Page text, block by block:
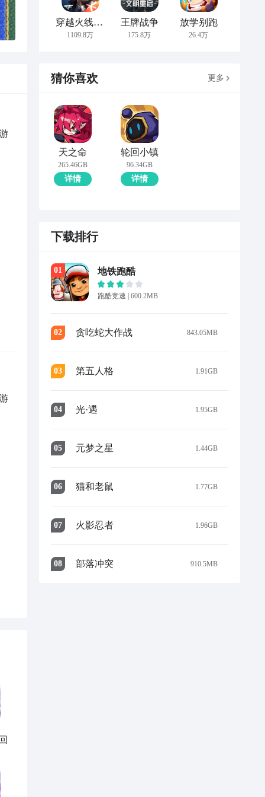
穿越火线：枪战王者
1109.8万
王牌战争
175.8万
放学别跑
26.4万
猜你喜欢 更多
天之命
265.46GB
详情
轮回小镇
96.34GB
详情
下载排行
01 地铁跑酷
跑酷竞速 | 600.2MB
02 贪吃蛇大作战 843.05MB
03 第五人格 1.91GB
04 光·遇 1.95GB
05 元梦之星 1.44GB
06 猫和老鼠 1.77GB
07 火影忍者 1.96GB
08 部落冲突 910.5MB